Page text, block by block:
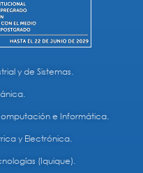
y de Sistemas.
e Informática.
y Electrónica.
(Iquique).